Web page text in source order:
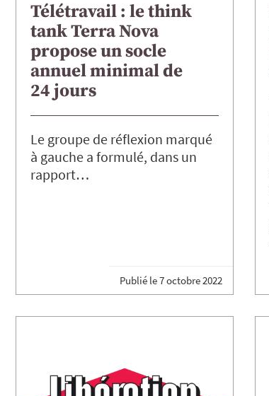
Télétravail : le think
tank Terra Nova
propose un socle
annuel minimal de
24 jours
Le groupe de réflexion marqué
à gauche a formulé, dans un
rapport…
Publié le7 octobre 2022